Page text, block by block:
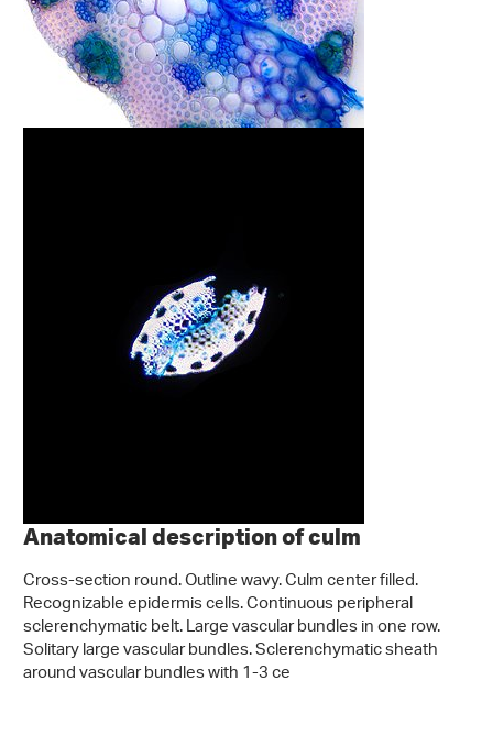
Anatomical description of culm
Cross-section round. Outline wavy. Culm center filled.
Recognizable epidermis cells. Continuous peripheral
sclerenchymatic belt. Large vascular bundles in one row.
Solitary large vascular bundles. Sclerenchymatic sheath
around vascular bundles with 1-3 ce